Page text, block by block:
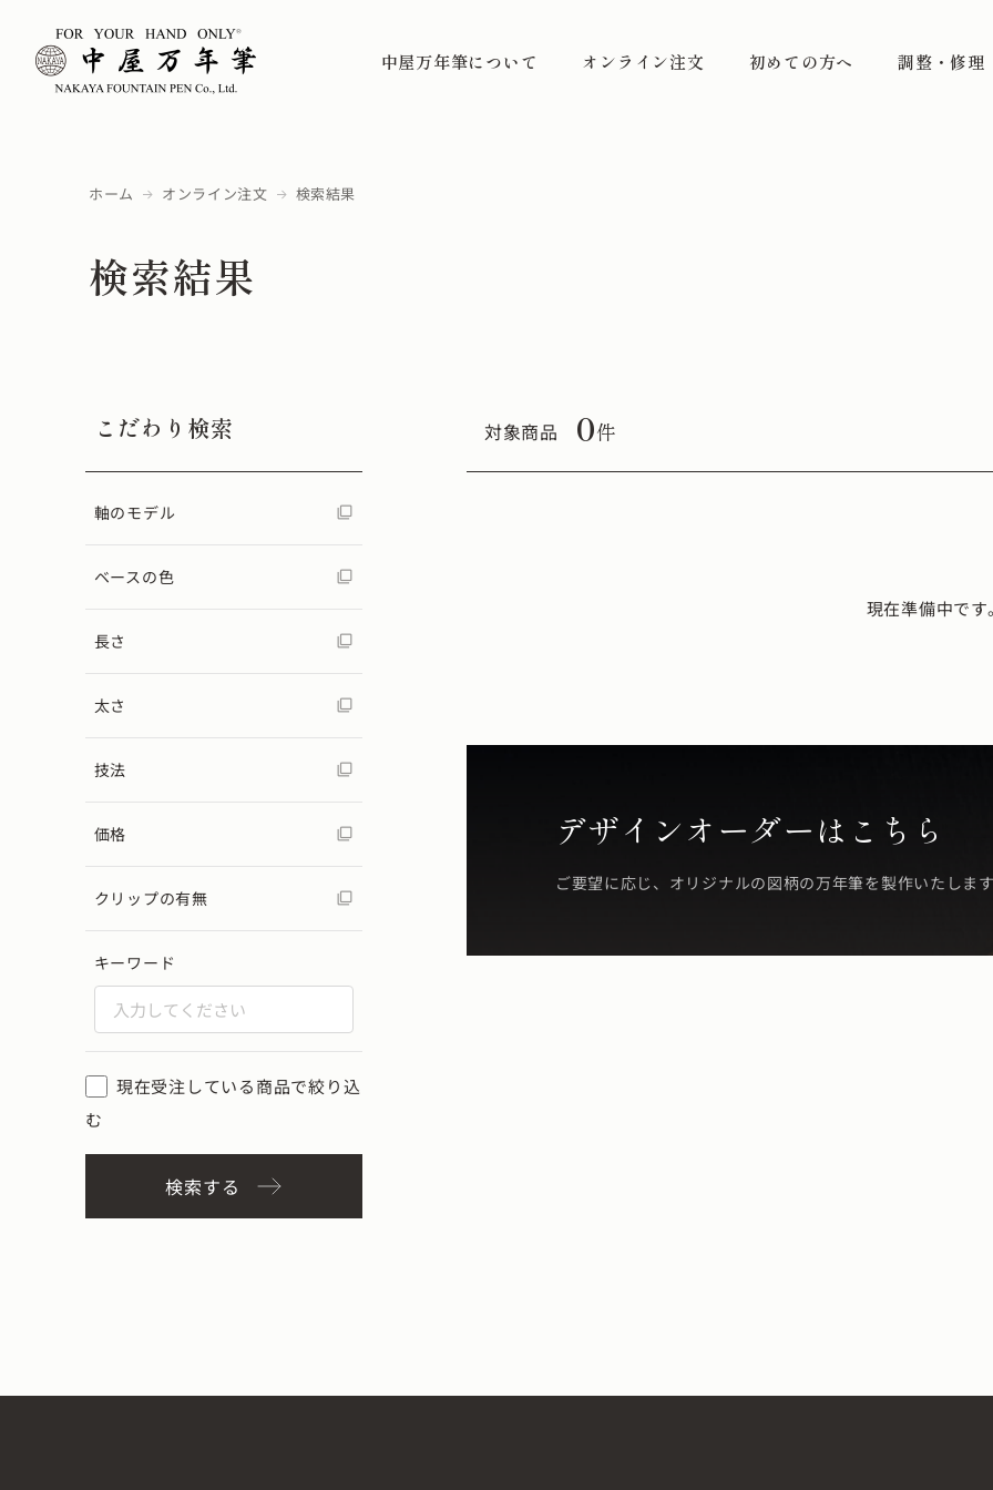
中屋万年筆について オンライン注文 初めての方へ 調整・修理
ホーム オンライン注文 検索結果
検索結果
こだわり検索
軸のモデル
ベースの色
長さ
太さ
技法
価格
クリップの有無
キーワード
現在受注している商品で絞り込
む
検索する
対象商品 0件
現在準備中です
デザインオーダーはこちら
ご要望に応じ、オリジナルの図柄の万年筆を製作いたしま